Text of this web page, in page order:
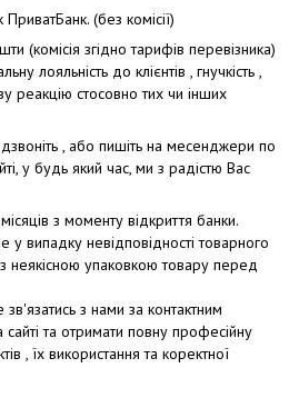
(без комісії)
(комісія згідно тарифів перевізника)
лояльність до клієнтів , гнучкість ,
реакцію стосовно тих чи інших
, або пишіть на месенджери по
у будь який час, ми з радістю Вас
з моменту відкриття банки.
випадку невідповідності товарного
неякісною упаковкою товару перед
з нами за контактним
та отримати повну професійну
, їх використання та коректної